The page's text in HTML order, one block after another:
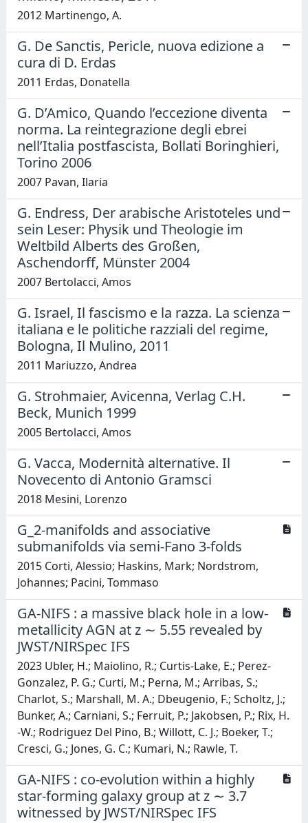
2012 Martinengo, A.
G. De Sanctis, Pericle, nuova edizione a
cura di D. Erdas
2011 Erdas, Donatella
G. D’Amico, Quando l’eccezione diventa
norma. La reintegrazione degli ebrei
nell’Italia postfascista, Bollati Boringhieri,
Torino 2006
2007 Pavan, Ilaria
G. Endress, Der arabische Aristoteles und
sein Leser: Physik und Theologie im
Weltbild Alberts des Großen,
Aschendorff, Münster 2004
2007 Bertolacci, Amos
G. Israel, Il fascismo e la razza. La scienza
italiana e le politiche razziali del regime,
Bologna, Il Mulino, 2011
2011 Mariuzzo, Andrea
G. Strohmaier, Avicenna, Verlag C.H.
Beck, Munich 1999
2005 Bertolacci, Amos
G. Vacca, Modernità alternative. Il
Novecento di Antonio Gramsci
2018 Mesini, Lorenzo
G_2-manifolds and associative
submanifolds via semi-Fano 3-folds
2015 Corti, Alessio; Haskins, Mark; Nordstrom,
Johannes; Pacini, Tommaso
GA-NIFS : a massive black hole in a low-
metallicity AGN at z ∼ 5.55 revealed by
JWST/NIRSpec IFS
2023 Ubler, H.; Maiolino, R.; Curtis-Lake, E.; Perez-
Gonzalez, P. G.; Curti, M.; Perna, M.; Arribas, S.;
Charlot, S.; Marshall, M. A.; Dbeugenio, F.; Scholtz, J.;
Bunker, A.; Carniani, S.; Ferruit, P.; Jakobsen, P.; Rix, H.
-W.; Rodriguez Del Pino, B.; Willott, C. J.; Boeker, T.;
Cresci, G.; Jones, G. C.; Kumari, N.; Rawle, T.
GA-NIFS : co-evolution within a highly
star-forming galaxy group at z ∼ 3.7
witnessed by JWST/NIRSpec IFS